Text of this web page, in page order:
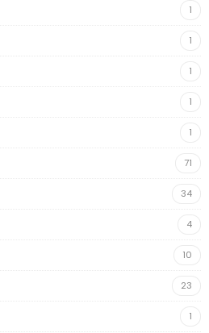
1
1
1
1
1
71
34
4
10
23
1